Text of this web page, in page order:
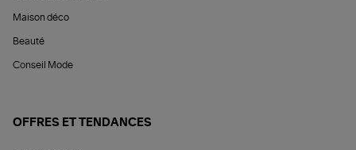
Maison déco
Beauté
Conseil Mode
OFFRES ET TENDANCES